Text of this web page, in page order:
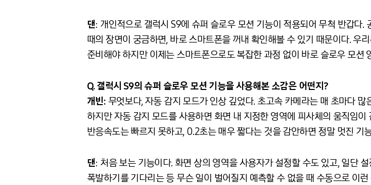
댄: 개인적으로 갤럭시 S9에 슈퍼 슬로우 모션 기능이 적용되어 무척 반갑다
때의 장면이 궁금하면, 바로 스마트폰을 꺼내 확인해볼 수 있기 때문이다. 우
준비해야 하지만 이제는 스마트폰으로도 복잡한 과정 없이 바로 슬로우 모션
Q. 갤럭시 S9의 슈퍼 슬로우 모션 기능을사용해본 소감은 어떤지 ?
개빈: 무엇보다, 자동 감지 모드가 인상 깊었다. 초고속 카메라는 매 초마다
하지만 자동 감지 모드를 사용하면 화면 내 지정한 영역에 피사체의 움직임
반응속도는 빠르지 못하고, 0.2초는 매우 짧다는 것을 감안하면 정말 멋진 기
댄: 처음 보는 기능이다. 화면 상의 영역을 사용자가 설정할 수도 있고, 일단
폭발하기를 기다리는 등 무슨 일이 벌어질지 예측할 수 없을 때 수동으로 이